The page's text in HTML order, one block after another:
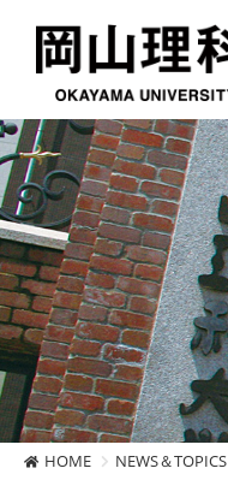
HOME NEWS＆TOPICS